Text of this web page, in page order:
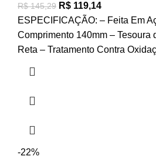
R$145,29 R$ 119,14
ESPECIFICAÇÃO: – Feita Em
Comprimento 140mm – Tesoura
Reta – Tratamento Contra
-22%